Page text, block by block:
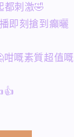
都刺激🤣
即刻搶到癲曬
咁嘅素質超值嘅